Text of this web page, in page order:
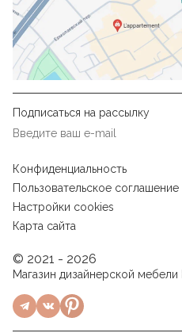
Подписаться на рассылку
Конфиденциальность
Пользовательское соглашение
Настройки cookies
Карта сайта
© 2021 - 2026
Магазин дизайнерской